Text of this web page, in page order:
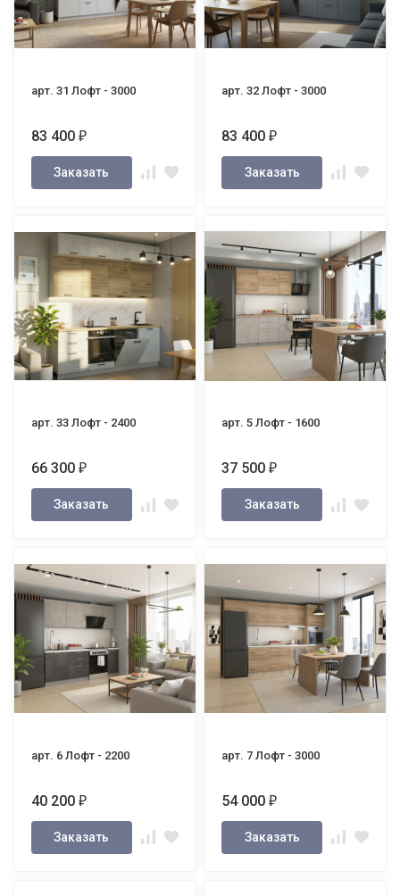
арт. 31 Лофт - 3000
83 400₽
Заказать
арт. 32 Лофт - 3000
83 400₽
Заказать
арт. 33 Лофт - 2400
66 300₽
Заказать
арт. 5 Лофт - 1600
37 500₽
Заказать
арт. 6 Лофт - 2200
40 200₽
Заказать
арт. 7 Лофт - 3000
54 000₽
Заказать